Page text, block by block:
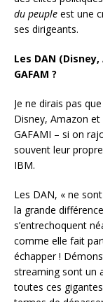
du peuple est une
ses dirigeants.
Les DAN
GAFAM ?
Je ne dirais pas
Disney, Amazon
GAFAMI – si on
souvent leur
IBM.
Les DAN, « ne
la grande
s’entrechoquent
comme elle fait
échapper !
streaming sont un
toutes ces